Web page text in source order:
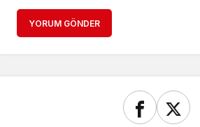
YORUM GÖNDER